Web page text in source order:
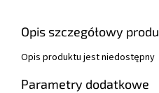
Opis szczegółowy
Opis produktu jest niedostępny
Parametry dodatkowe